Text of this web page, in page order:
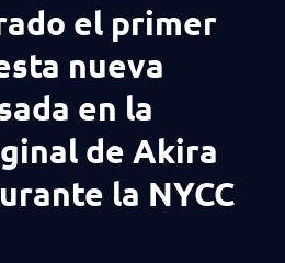
el primer
nueva
en la
de Akira
la NYCC